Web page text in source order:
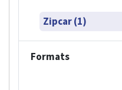
Zipcar (1)
Formats